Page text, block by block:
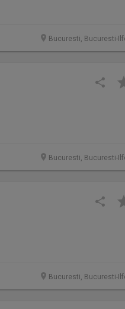
Bucuresti, Bucuresti-
Bucuresti, Bucuresti-
Bucuresti, Bucuresti-